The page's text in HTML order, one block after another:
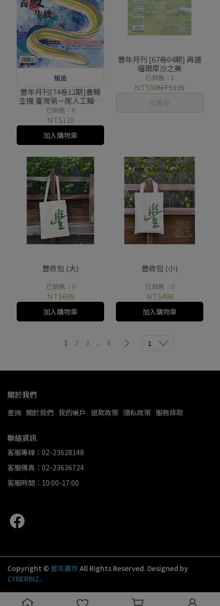
鰻苗
豐年月刊[74卷12期]養鰻
生機 臺灣第一尾人工鰻苗
問世
已銷售：6
NT$120
加入購物車
豐年月刊 [67卷04期] 再譜
福爾摩沙之美
已銷售：1
NT$99NT$120
已售完
豐收包 (大)
已銷售：0
NT$699
加入購物車
豐收包 (小)
已銷售：0
NT$499
加入購物車
1 2 3 ... 6 1
關於我們
查詢 關於我們 我的帳戶 退款政策 隱私政策 服務條款
聯絡資訊
客服專線：02-23628148
客服傳真：02-23636724
客服時間：10:00-17:00
Copyright © 豐年農市 All Rights Reserved. Designed by
CYBERBIZ.